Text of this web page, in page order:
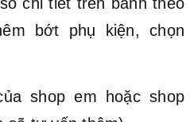
bớt phụ kiện, chọn
shop em hoặc shop